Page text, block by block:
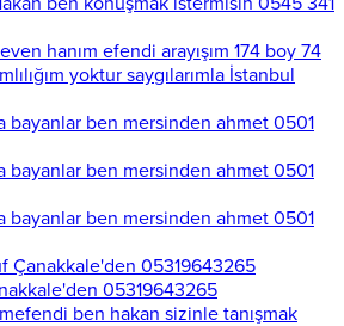
hanım efendi arayışım 174 boy 74
yoktur saygılarımla İstanbul
bayanlar ben mersinden ahmet 0501
bayanlar ben mersinden ahmet 0501
bayanlar ben mersinden ahmet 0501
Çanakkale'den 05319643265
05319643265
ben hakan sizinle tanışmak